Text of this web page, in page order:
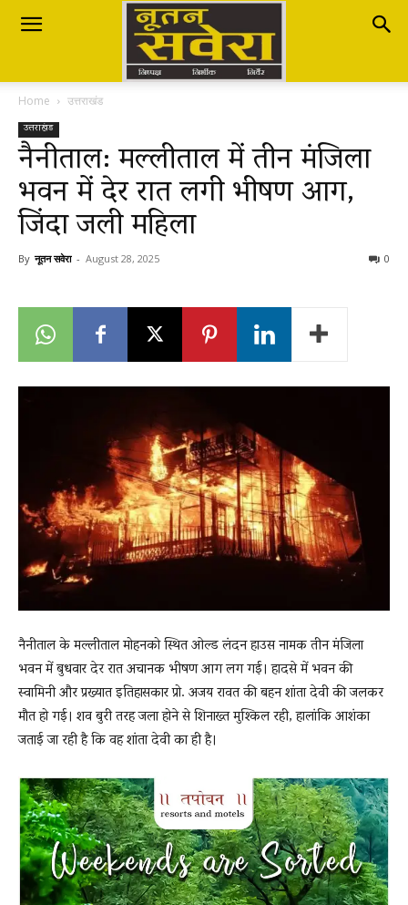
Nutan
Savera
नूतन
सवेरा
Home उत्तराखंड
उत्तराखंड
नैनीताल: मल्लीताल में तीन मंजिला
भवन में देर रात लगी भीषण आग,
जिंदा जली महिला
By नूतन सवेरा - August 28, 2025 0
नैनीताल के मल्लीताल मोहनको स्थित ओल्ड लंदन हाउस नामक तीन मंजिला
भवन में बुधवार देर रात अचानक भीषण आग लग गई। हादसे में भवन की
स्वामिनी और प्रख्यात इतिहासकार प्रो. अजय रावत की बहन शांता देवी की जलकर
मौत हो गई। शव बुरी तरह जला होने से शिनाख्त मुश्किल रही, हालांकि आशंका
जताई जा रही है कि वह शांता देवी का ही है।